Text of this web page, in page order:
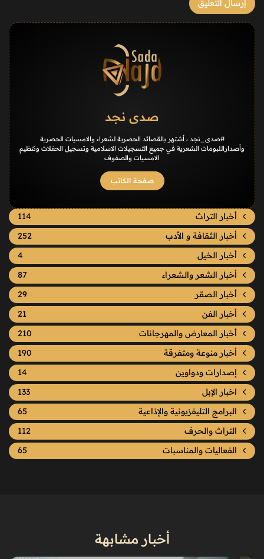
صدى نجد
#صدى_نجد ، أشتهر بالقصائد الحصرية لشعراء والامسيات الحصرية
وأصداراللبومات الشعرية في جميع التسجيلات الاسلامية وتسجيل الحفلات ونتظيم
الامسيات والصفوف
صفحة الكاتب
أخبار التراث
114
أخبار الثقافة و الأدب
252
أخبار الخيل
4
أخبار الشعر والشعراء
87
أخبار الصقر
29
أخبار الفن
21
أخبار المعارض والمهرجانات
210
أخبار منوعة ومتفرقة
190
إصدارات ودواوين
14
اخبار الإبل
133
البرامج التليفزيونية والإذاعية
65
التراث والحرف
112
الفعاليات والمناسبات
65
أخبار مشابهة